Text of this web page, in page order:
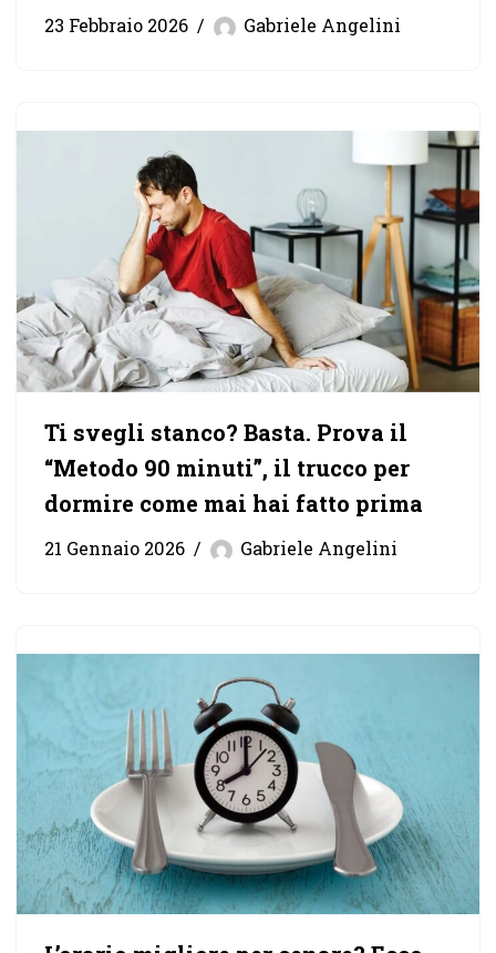
23 Febbraio 2026 Gabriele Angelini
Ti svegli stanco? Basta. Prova il
“Metodo 90 minuti”, il trucco per
dormire come mai hai fatto prima
21 Gennaio 2026 Gabriele Angelini